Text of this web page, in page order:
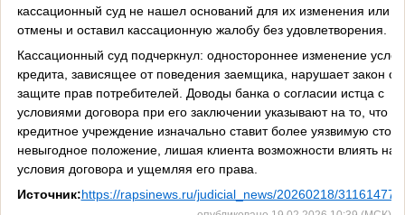
кассационный суд не нашел оснований для их изменения или
отмены и оставил кассационную жалобу без удовлетворения.
Кассационный суд подчеркнул: одностороннее изменение
кредита, зависящее от поведения заемщика, нарушает закон о
защите прав потребителей. Доводы банка о согласии истца с
условиями договора при его заключении указывают на то, что
кредитное учреждение изначально ставит более уязвимую
невыгодное положение, лишая клиента возможности влиять на
условия договора и ущемляя его права.
Источник:https://rapsinews.ru/judicial_news/20260218/